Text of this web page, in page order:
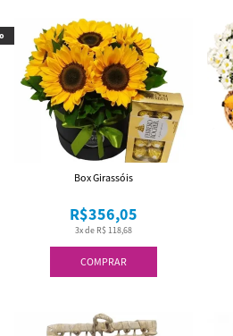
COMPRAR
3x de R$ 118,68
R$356,05
Box Girassóis